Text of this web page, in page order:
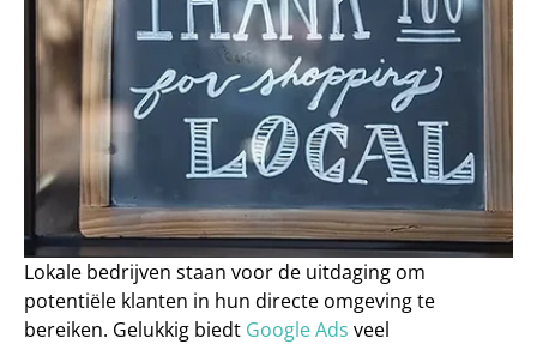
Lokale bedrijven staan voor de uitdaging om
potentiële klanten in hun directe omgeving te
bereiken. Gelukkig biedt Google Ads veel